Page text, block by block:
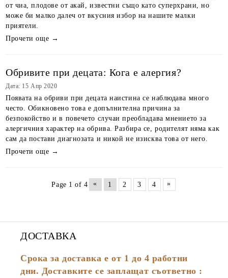
от чиа, плодове от акай, известни също като суперхрани, но
може би малко далеч от вкусния избор на нашите малки
приятели.
Прочети още →
Обривите при децата: Кога е алергия?
Дата: 15 Апр 2020
Появата на обриви при децата наистина се наблюдава много
често. Обикновено това е допълнителна причина за
безпокойство и в повечето случаи преобладава мнението за
алергичния характер на обрива. Разбира се, родителят няма как
сам да постави диагнозата и никой не изисква това от него.
Прочети още →
Page 1 of 4 « 1 2 3 4 »
ДОСТАВКА
Срока за доставка е от 1 до 4 работни
дни. Доставките се заплащат съответно :